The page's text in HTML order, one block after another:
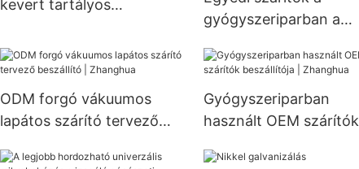
kevert tartályos
gyógyszeriparban a
iparban Gyártó |
ODM forgó vákuumos
lapátos szárító tervező
Gyógyszeriparban
használt OEM szárítók